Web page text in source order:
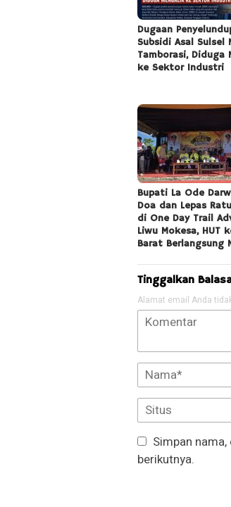
Dugaan
Subsidi Asal Sulsel
Tamborasi, Diduga
ke Sektor Industri
Bupati La Ode
Doa dan Lepas
di One Day Trail
Liwu Mokesa, HUT
Barat Berlangsung
Tinggalkan
Alamat email Anda
Simpan
berikutnya.